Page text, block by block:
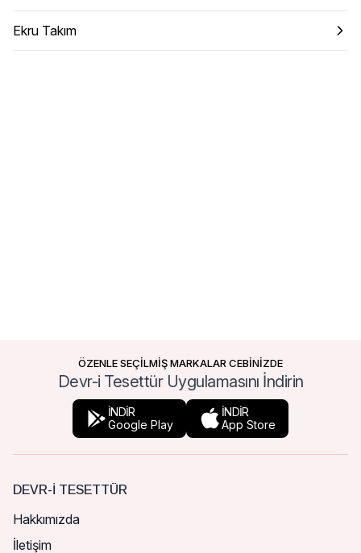
Ekru Takım
ÖZENLE SEÇİLMİŞ MARKALAR CEBİNİZDE
Devr-i Tesettür Uygulamasını İndirin
İNDİR
Google Play
İNDİR
App Store
DEVR-I TESETTÜR
Hakkımızda
İletişim